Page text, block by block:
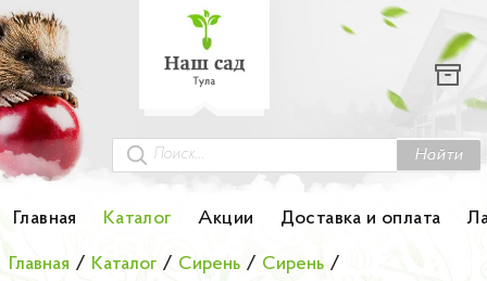
Найти
Главная Каталог Акции Доставка и оплата
Каталог
Гортензии
Грунты
Колоновидные деревья
Главная / Каталог / Сирень / Сирень /